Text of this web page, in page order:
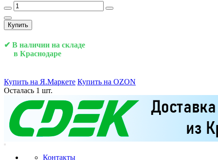
Купить
✔ В наличии на складе
в Краснодаре
Купить на Я.Маркете Купить на OZON
Осталась 1 шт.
Контакты